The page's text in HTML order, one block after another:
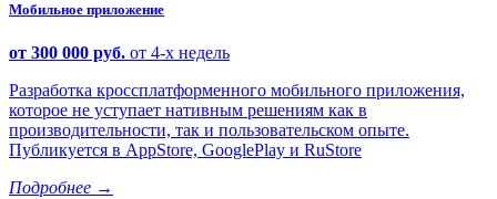
Мобильное приложение
от 300 000 руб. от 4-х недель
Разработка кроссплатформенного мобильного приложения,
которое не уступает нативным решениям как в
производительности, так и пользовательском опыте.
Публикуется в AppStore, GooglePlay и RuStore
Подробнее →